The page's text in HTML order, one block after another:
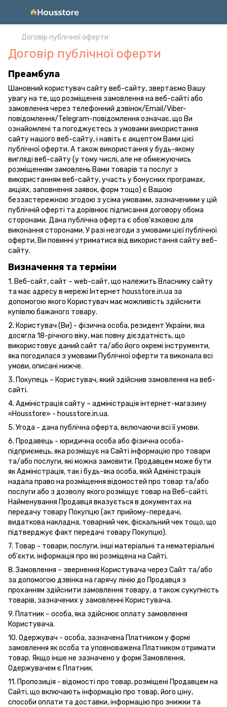
Договір публічної оферти
Договір публічної оферти
Преамбула
Шановний користувач сайту веб-сайту, звертаємо Вашу
увагу на те, що розміщення замовлення на веб-сайті або
замовлення через телефонний дзвінок/Email/Viber-
повідомлення/Telegram-повідомлення означає, що Ви
ознайомлені та погоджуєтесь з умовами використання
сайту нашого веб-сайту, і навіть є акцептом Вами цієї
публічної оферти. А також використання у будь-якому
вигляді веб-сайту (у тому числі, але не обмежуючись
розміщенням замовлень Вами товарів та послуг з
використанням веб-сайту, участь у бонусних програмах,
акціях, заповнення заявок, форм тощо) є Вашою
беззастережною згодою з усіма умовами, зазначеними у цій
публічній оферті та дорівнює підписання договору обома
сторонами. Дана публічна оферта є обов'язковою для
виконання сторонами. У разі незгоди з умовами цієї публічної
оферти, Ви повинні утриматися від використання сайту веб-
сайту.
Визначення та терміни
1. Веб-сайт, сайт – web-сайт, що належить Власнику сайту
та має адресу в мережі Інтернет housstore.in.ua за
допомогою якого Користувач має можливість здійснити
купівлю бажаного товару.
2. Користувач (Ви) - фізична особа, резидент України, яка
досягла 18-річного віку, має повну дієздатність, що
використовує даний сайт та/або його окремі інструменти,
яка погодилася з умовами Публічної оферти та виконала всі
умови, описані нижче.
3. Покупець – Користувач, який здійснив замовлення на веб-
сайті.
4. Адміністрація сайту – адміністрація інтернет-магазину
«Housstore» - housstore.in.ua.
5. Угода - дана публічна оферта, включаючи всі її умови.
6. Продавець - юридична особа або фізична особа-
підприємець, яка розміщує на Сайті інформацію про товари
та/або послуги, які можна замовити. Продавцем може бути
як Адміністрація, так і будь-яка особа, якій Адміністрація
надала право на розміщення відомостей про товар та/або
послуги або з дозволу якого розміщує товар на Веб-сайті.
Найменування Продавця вказується в документах на
передачу товару Покупцю (акт прийому-передачі,
видаткова накладна, товарний чек, фіскальний чек тощо, що
підтверджує факт передачі товару Покупцю).
7. Товар - товари, послуги, інші матеріальні та нематеріальні
об'єкти, інформація про які розміщена на Сайті.
8. Замовлення – звернення Користувача через Сайт та/або
за допомогою дзвінка на гарячу лінію до Продавця з
проханням здійснити замовлення товару, а також сукупність
товарів, зазначених у замовленні Користувача.
9. Платник – особа, яка здійснює оплату замовлення
Користувача.
10. Одержувач - особа, зазначена Платником у формі
замовлення як особа та уповноважена Платником отримати
товар. Якщо інше не зазначено у формі Замовлення,
Одержувачем є Платник.
11. Пропозиція - відомості про товар, розміщені Продавцем на
Сайті, що включають інформацію про товар, його ціну,
способи оплати та доставки, інформацію про знижки та